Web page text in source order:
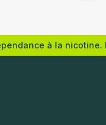
à la